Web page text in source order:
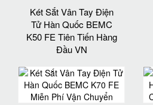
Két Sắt Vân Tay Điện
Tử Hàn Quốc BEMC
K50 FE Tiên Tiến Hàng
Đầu VN